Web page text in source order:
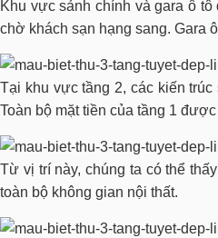
Khu vực sảnh chính và gara ô
chờ khách sạn hạng sang. Gara
Tại khu vực tầng 2, các kiến
Toàn bộ mặt tiền của tầng 1
Từ vị trí này, chúng ta có thể
toàn bộ không gian nội thất.